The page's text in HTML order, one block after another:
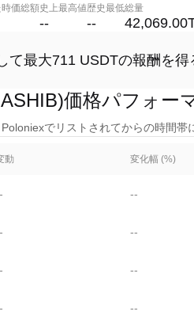
価総額史上最高値
--
歴史最低
--
総量
て最大711 USDTの報酬を得
価格パフォー
でリストされてからの時間
動 変化幅 (%)
--
--
--
--